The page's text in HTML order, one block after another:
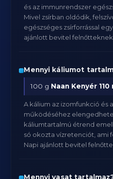
és az immunrendszer
Mivel zsírban oldódik,
egészséges zsírforrással
ajánlott bevitel
Mennyi káliumot
100 g Naan Kenyér
A kálium az izomfunkció és
működéséhez
káliumtartalmú étrend
só okozta vízretenciót, ami
Napi ajánlott bevitel
Mennyi vasat